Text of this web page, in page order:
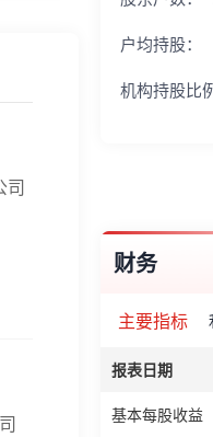
司
户均持股：
机构持股比例
财务
主要指标
报表日期
基本每股收益